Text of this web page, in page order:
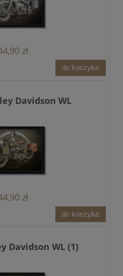
zł
do koszyka
Davidson WL
zł
do koszyka
Davidson WL (1)